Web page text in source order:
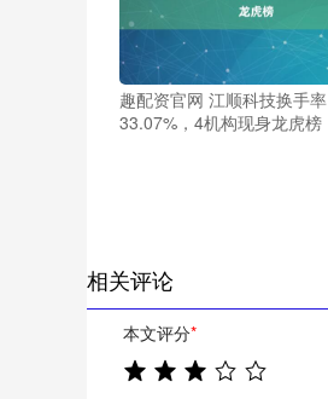
趣配资官网 江顺科技换手率
33.07%，4机构现身龙虎榜
相关评论
本文评分*